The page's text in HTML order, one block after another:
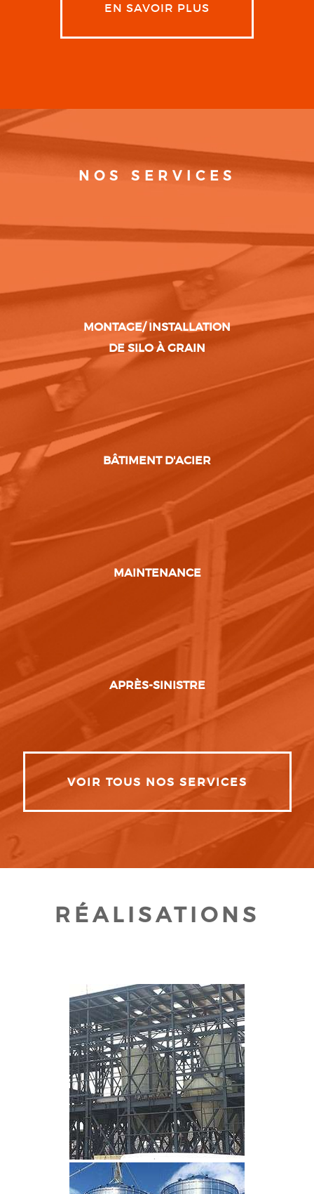
EN SAVOIR PLUS
NOS SERVICES
MONTAGE/ INSTALLATION
DE SILO À GRAIN
BÂTIMENT D'ACIER
MAINTENANCE
APRÈS-SINISTRE
VOIR TOUS NOS SERVICES
RÉALISATIONS
CLIQUEZ POUR AGRANDIR